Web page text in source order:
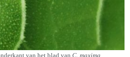
van het blad van C. maxima